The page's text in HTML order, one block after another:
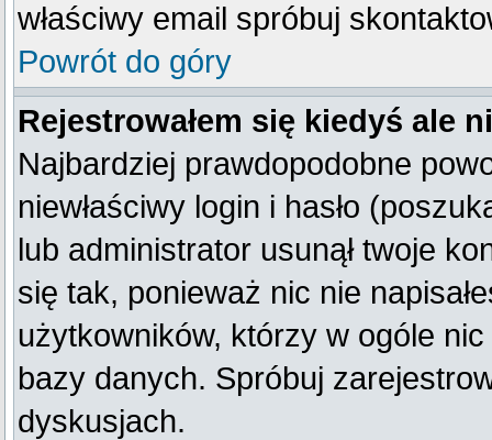
właściwy email spróbuj
Powrót do góry
Rejestrowałem się kiedyś ale
Najbardziej prawdopodobne
niewłaściwy login i hasło
lub administrator usunął twoje
się tak, ponieważ nic nie
użytkowników, którzy w ogóle
bazy danych. Spróbuj
dyskusjach.